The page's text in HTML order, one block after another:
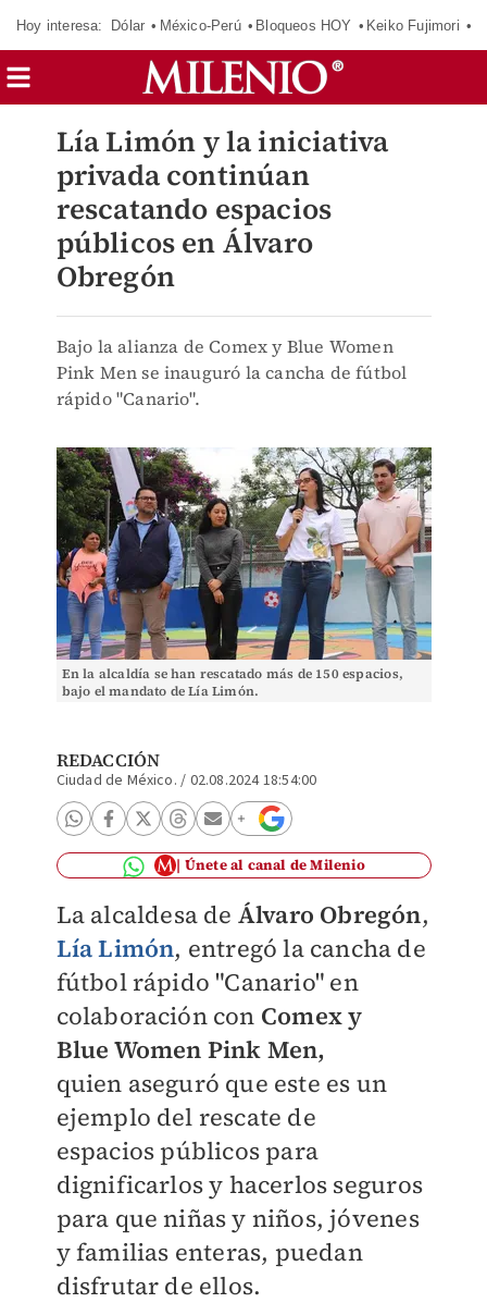
Hoy interesa: Dólar México-Perú Bloqueos HOY Keiko Fujimori
Lía Limón y la iniciativa
privada continúan
rescatando espacios
públicos en Álvaro
Obregón
Bajo la alianza de Comex y Blue Women
Pink Men se inauguró la cancha de fútbol
rápido "Canario".
En la alcaldía se han rescatado más de 150 espacios,
bajo el mandato de Lía Limón.
REDACCIÓN
Ciudad de México. / 02.08.2024 18:54:00
Únete al canal de Milenio
La alcaldesa de Álvaro Obregón,
Lía Limón, entregó la cancha de
fútbol rápido "Canario" en
colaboración con Comex y
Blue Women Pink Men,
quien aseguró que este es un
ejemplo del rescate de
espacios públicos para
dignificarlos y hacerlos seguros
para que niñas y niños, jóvenes
y familias enteras, puedan
disfrutar de ellos.